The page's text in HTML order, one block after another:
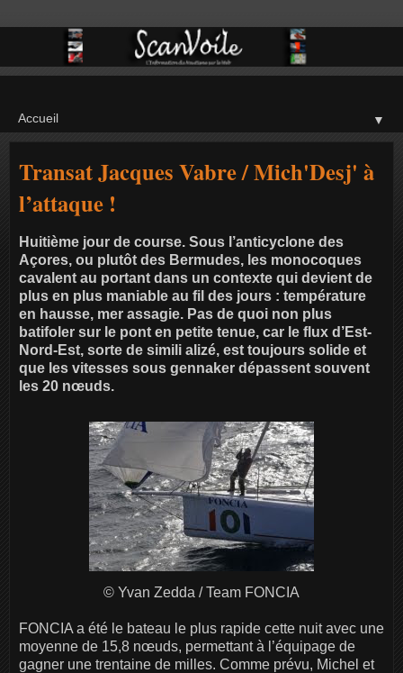
▼
Transat Jacques Vabre / Mich'Desj' à
l’attaque !
Huitième jour de course. Sous l’anticyclone des
Açores, ou plutôt des Bermudes, les monocoques
cavalent au portant dans un contexte qui devient de
plus en plus maniable au fil des jours : température
en hausse, mer assagie. Pas de quoi non plus
batifoler sur le pont en petite tenue, car le flux d’Est-
Nord-Est, sorte de simili alizé, est toujours solide et
que les vitesses sous gennaker dépassent souvent
les 20 nœuds.
© Yvan Zedda / Team FONCIA
FONCIA a été le bateau le plus rapide cette nuit avec une
moyenne de 15,8 nœuds, permettant à l’équipage de
gagner une trentaine de milles. Comme prévu, Michel et